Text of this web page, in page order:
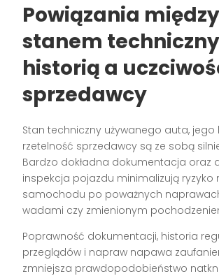
Powiązania między
stanem
historią a
sprzedawcy
Stan techniczny używanego auta, jego
rzetelność sprzedawcy są ze sobą
Bardzo dokładna dokumentacja oraz
inspekcja pojazdu minimalizują ryzyko
samochodu po poważnych
wadami czy zmienionym
Poprawność dokumentacji, historia
przeglądów i napraw napawa
zmniejsza prawdopodobieństwo